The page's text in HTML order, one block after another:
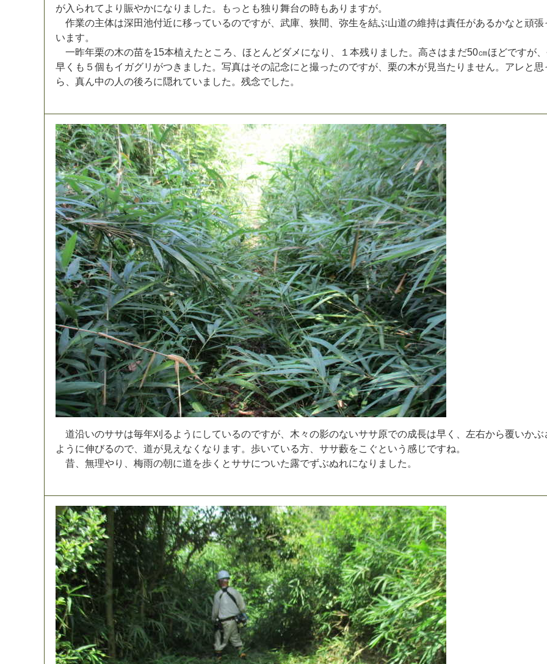
が入 られて よ り 賑やかにな り ま した 。 も っ と も独 り 舞台の時もあ り ま すが。
作業の主体は深田池付近に移っているのですが 武庫 狭間 弥生を結ぶ山道の維持は責任があるかなと頑張
い ま す。
一昨年栗の木の苗を15本植 え た と こ ろ ほ と んどダメ にな り １ 本残り ま した 。 高さ は ま だ50㎝ほ どですが
早 く も ５ 個 もイ ガグリ がつき ま した 。 写真はその記念に と撮ったのですが 栗の木が見当た り ま せん。 アレ と 思
ら
真ん中の 人 の後ろに 隠れてい ま した 。 残念でした 。
道沿いのササは毎年刈 る よ う に しているのですが 木 々の影のないササ原での成長は早 く 左右から覆いかぶ
よ う に伸びるので 道が見 え な く な り ま す。 歩いている方 ササ藪をこ ぐと い う 感じですね。
昔
無理やり 梅雨の朝に道を歩 く とササについた露でずぶぬれにな り ま した 。